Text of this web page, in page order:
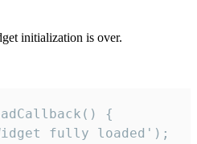
initialization is over.
{
fully loaded');